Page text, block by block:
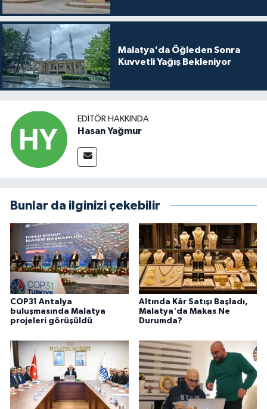
Malatya'da Öğleden Sonra
Kuvvetli Yağış Bekleniyor
EDITÖR HAKKINDA
Hasan Yağmur
Bunlar da ilginizi çekebilir
COP31 Antalya
buluşmasında Malatya
projeleri görüşüldü
Altında Kâr Satışı Başladı,
Malatya'da Makas Ne
Durumda?